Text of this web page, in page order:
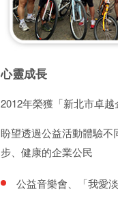
心靈成長
2012年榮獲「新北市卓越
盼望透過公益活動體驗
步、健康的企業公民
公益音樂會、「我愛